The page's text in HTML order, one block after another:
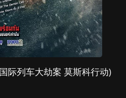
际列车大劫案 莫斯科行动)